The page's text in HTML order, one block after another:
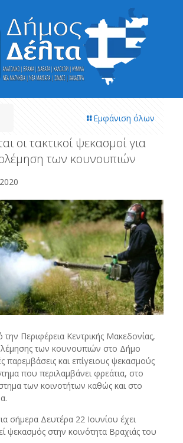
Εμφάνιση όλων
οι τακτικοί ψεκασμοί για
των κουνουπιών
την Περιφέρεια Κεντρικής Μακεδονίας,
των κουνουπιών στο Δήμο
παρεμβάσεις και επίγειους ψεκασμούς
που περιλαμβάνει φρεάτια, στο
των κοινοτήτων καθώς και στο
σήμερα Δευτέρα 22 Ιουνίου έχει
ψεκασμός στην κοινότητα Βραχιάς του